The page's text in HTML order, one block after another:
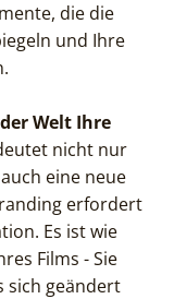
die die
und Ihre
Welt Ihre
nicht nur
eine neue
erfordert
Es ist wie
Films - Sie
sich geändert